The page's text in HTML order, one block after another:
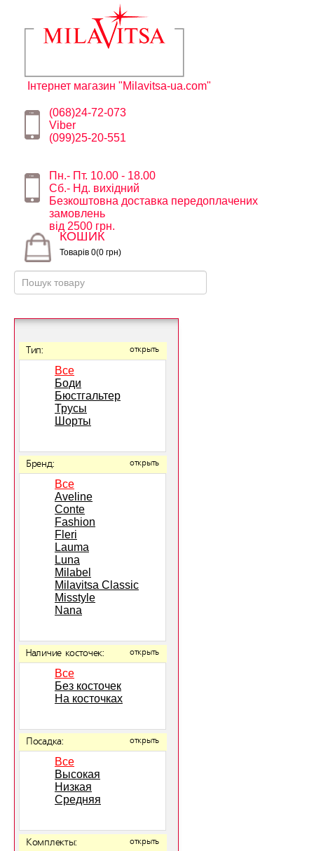
Інтернет магазин "Milavitsa-ua.com"
(068)24-72-073
Viber
(099)25-20-551
Пн.- Пт. 10.00 - 18.00
Сб.- Нд. вихідний
Безкоштовна доставка передоплачених
замовлень
від 2500 грн.
КОШИК
Товарів 0(0 грн)
Тип: открыть
Все
Боди
Бюстгальтер
Трусы
Шорты
Бренд: открыть
Все
Aveline
Conte
Fashion
Fleri
Lauma
Luna
Milabel
Milavitsa Classic
Misstyle
Nana
Наличие косточек: открыть
Все
Без косточек
На косточках
Посадка: открыть
Все
Высокая
Низкая
Средняя
Комплекты: открыть